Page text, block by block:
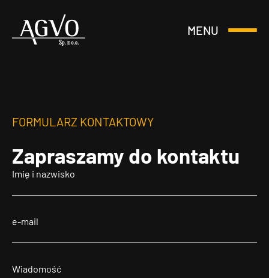
Header
MENU
Otwórz
FORMULARZ KONTAKTOWY
Zapraszamy do kontaktu